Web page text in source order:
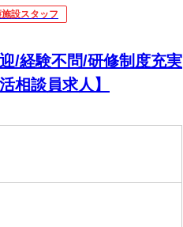
設スタッフ
/経験不問/研修制度充実
相談員求人】